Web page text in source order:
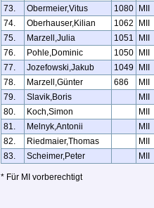
73.
Obermeier,Vitus 1080
MII
74.
Oberhauser,Kilian 1062
MII
75.
Marzell,Julia 1051
MII
76.
Pohle,Dominic 1050
MII
77.
Jozefowski,Jakub 1049
MII
78.
Marzell,Günter 686
MII
79.
Slavik,Boris
MII
80.
Koch,Simon
MII
81.
Melnyk,Antonii
MII
82.
Riedmaier,Thomas
MII
83.
Scheimer,Peter MII
* Für MI vorberechtigt